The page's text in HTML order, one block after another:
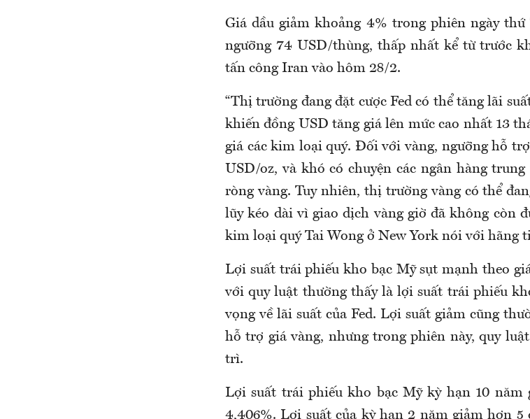
Giá dầu giảm khoảng 4% trong phiên ngày
ngưỡng 74 USD/thùng, thấp nhất kể từ trước
tấn công Iran vào hôm 28/2.
“Thị trường đang đặt cược Fed có thể tăng lãi
khiến đồng USD tăng giá lên mức cao nhất 13
giá các kim loại quý. Đối với vàng, ngưỡng hỗ
USD/oz, và khó có chuyện các ngân hàng
ròng vàng. Tuy nhiên, thị trường vàng có thể
lũy kéo dài vì giao dịch vàng giờ đã không còn
kim loại quý Tai Wong ở New York nói với hãng
Lợi suất trái phiếu kho bạc Mỹ sụt mạnh theo
với quy luật thường thấy là lợi suất trái phiếu
vọng về lãi suất của Fed. Lợi suất giảm cũng
hỗ trợ giá vàng, nhưng trong phiên này, quy
trì.
Lợi suất trái phiếu kho bạc Mỹ kỳ hạn 10 năm
4,406%. Lợi suất của kỳ hạn 2 năm giảm hơn 5